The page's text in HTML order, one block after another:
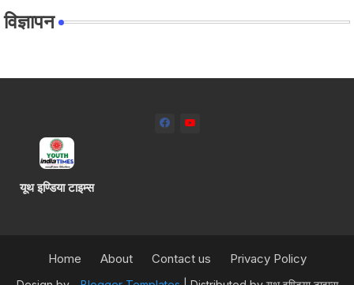
विज्ञापन
यूथ इण्डिया टाइम्स
Home About Contact us Privacy Policy